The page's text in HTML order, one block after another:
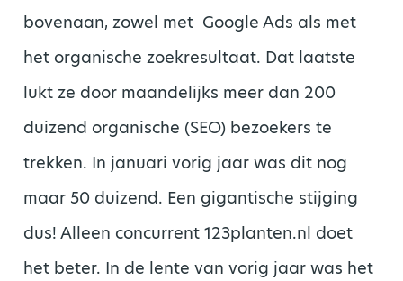
bovenaan, zowel met Google Ads als met
het organische zoekresultaat. Dat laatste
lukt ze door maandelijks meer dan 200
duizend organische (SEO) bezoekers te
trekken. In januari vorig jaar was dit nog
maar 50 duizend. Een gigantische stijging
dus! Alleen concurrent 123planten.nl doet
het beter. In de lente van vorig jaar was het